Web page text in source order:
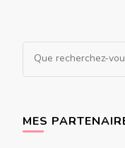
Vous
MES